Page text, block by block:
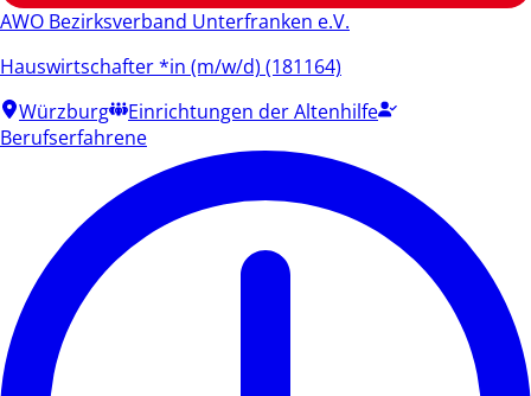
AWO Bezirksverband Unterfranken e.V.
Hauswirtschafter *in (m/w/d) (181164)
Würzburg
Einrichtungen der Altenhilfe
Berufserfahrene